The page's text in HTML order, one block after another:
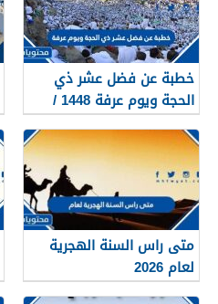
خطبة عن فضل عشر ذي
الحجة ويوم عرفة 1448 /
2026
متى راس السنة الهجرية
لعام 2026